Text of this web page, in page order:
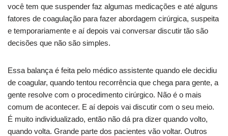
você tem que suspender faz algumas medicações e até alguns
fatores de coagulação para fazer abordagem cirúrgica, suspeita
e temporariamente e aí depois vai conversar discutir tão são
decisões que não são simples.
Essa balança é feita pelo médico assistente quando ele decidiu
de coagular, quando tentou recorrência que chega para gente, a
gente resolve com o procedimento cirúrgico. Não é o mais
comum de acontecer. E aí depois vai discutir com o seu meio.
É muito individualizado, então não dá pra dizer quando volto,
quando volta. Grande parte dos pacientes vão voltar. Outros